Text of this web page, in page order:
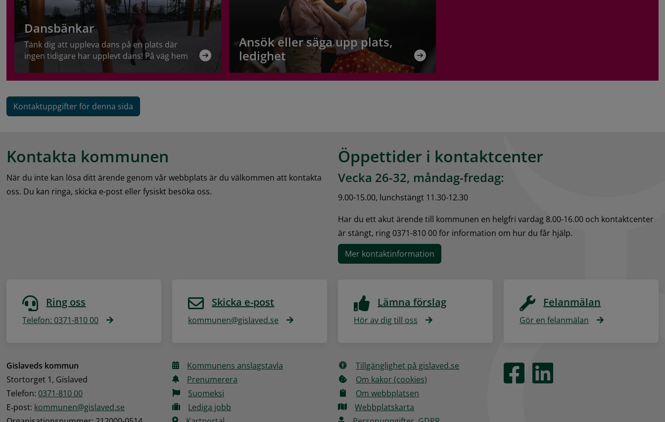
Dansbänkar
Tänk dig att uppleva dans på en plats där
ingen tidigare har upplevt dans! På väg hem
från jobbet eller skolan, på springrundan
eller söndagspromenaden.
Ansök eller säga upp plats,
ledighet
Kontaktuppgifter för denna sida
Kontakta kommunen
När du inte kan lösa ditt ärende genom vår webbplats är du välkommen att kontakta
oss. Du kan ringa, skicka e-post eller fysiskt besöka oss.
Öppettider i kontaktcenter
Vecka 26-32, måndag-fredag:
9.00-15.00, lunchstängt 11.30-12.30
Har du ett akut ärende till kommunen en helgfri vardag 8.00-16.00 och kontaktcenter
är stängt, ring 0371-810 00 för information om hur du får hjälp.
Mer kontaktinformation
Ring oss
Telefon: 0371-810 00
Skicka e-post
kommunen@gislaved.se
Lämna förslag
Hör av dig till oss
Felanmälan
Gör en felanmälan
Gislaveds kommun
Stortorget 1, Gislaved
Telefon: 0371-810 00
E‑post: kommunen@gislaved.se
Kommunens anslagstavla
Prenumerera
Suomeksi
Lediga jobb
Tillgänglighet på gislaved.se
Om kakor (cookies)
Om webbplatsen
Webbplatskarta